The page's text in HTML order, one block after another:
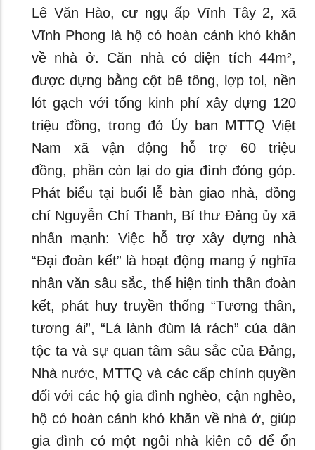
Lê Văn Hào, cư ngụ ấp Vĩnh Tây 2, xã
Vĩnh Phong là hộ có hoàn cảnh khó khăn
về nhà ở. Căn nhà có diện tích 44m²,
được dựng bằng cột bê tông, lợp tol, nền
lót gạch với tổng kinh phí xây dựng 120
triệu đồng, trong đó Ủy ban MTTQ Việt
Nam xã vận động hỗ trợ 60 triệu
đồng, phần còn lại do gia đình đóng góp.
Phát biểu tại buổi lễ bàn giao nhà, đồng
chí Nguyễn Chí Thanh, Bí thư Đảng ủy xã
nhấn mạnh: Việc hỗ trợ xây dựng nhà
“Đại đoàn kết” là hoạt động mang ý nghĩa
nhân văn sâu sắc, thể hiện tinh thần đoàn
kết, phát huy truyền thống “Tương thân,
tương ái”, “Lá lành đùm lá rách” của dân
tộc ta và sự quan tâm sâu sắc của Đảng,
Nhà nước, MTTQ và các cấp chính quyền
đối với các hộ gia đình nghèo, cận nghèo,
hộ có hoàn cảnh khó khăn về nhà ở, giúp
gia đình có một ngôi nhà kiên cố để ổn